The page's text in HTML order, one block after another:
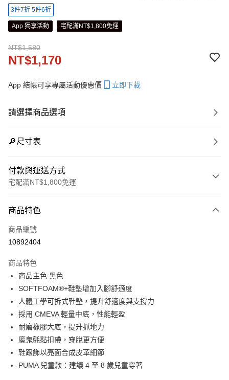
3件7折 5件6折
App 獨享活動 宅配滿NT$1,800免運
NT$1,580
NT$1,170
App 結帳可享專屬活動優惠價 立即下載
請選擇商品選項
🔎尺寸表
付款與運送方式
宅配滿NT$1,800免運
信用卡一次付款
LINE Pay
街口支付
悠遊付
Google Pay
貨到付款
運送方式
商品特色
商品編號
10892404
商品特色
商品主色:黑色
SOFTFOAM®+鞋墊增加入腳舒適度
人體工學可拆式鞋墊，提升舒適度與支撐力
採用 CMEVA 輕量中底，性能輕盈
耐磨橡膠大底，提升抓地力
魔鬼氈黏扣帶，穿脫更方便
鞋跟飾以亮面合成皮革細節
PUMA 兒童款：建議 4 至 8 歲兒童穿著